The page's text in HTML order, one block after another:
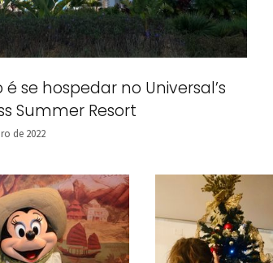
se hospedar no Universal’s
Summer Resort
de 2022